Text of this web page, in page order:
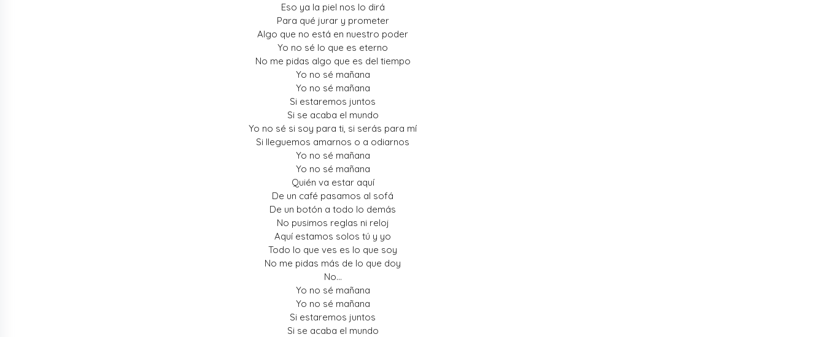
Eso ya la piel nos lo dirá
Para qué jurar y prometer
Algo que no está en nuestro poder
Yo no sé lo que es eterno
No me pidas algo que es del tiempo
Yo no sé mañana
Yo no sé mañana
Si estaremos juntos
Si se acaba el mundo
Yo no sé si soy para ti, si serás para mí
Si lleguemos amarnos o a odiarnos
Yo no sé mañana
Yo no sé mañana
Quién va estar aquí
De un café pasamos al sofá
De un botón a todo lo demás
No pusimos reglas ni reloj
Aquí estamos solos tú y yo
Todo lo que ves es lo que soy
No me pidas más de lo que doy
No…
Yo no sé mañana
Yo no sé mañana
Si estaremos juntos
Si se acaba el mundo